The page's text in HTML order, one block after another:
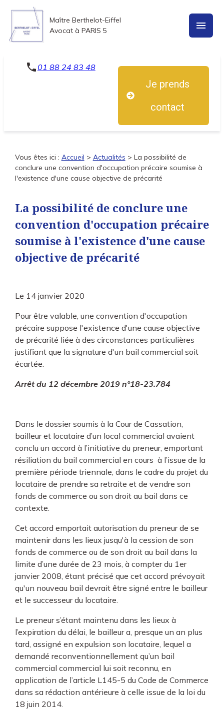
Maître Berthelot-Eiffel
Avocat à PARIS 5
menu
phone 01 88 24 83 48
Je prends
contact
Vous êtes ici : Accueil > Actualités > La possibilité de
conclure une convention d'occupation précaire soumise à
l'existence d'une cause objective de précarité
La possibilité de conclure une
convention d'occupation précaire
soumise à l'existence d'une cause
objective de précarité
Le 14 janvier 2020
Pour être valable, une convention d'occupation
précaire suppose l'existence d'une cause objective
de précarité liée à des circonstances particulières
justifiant que la signature d'un bail commercial soit
écartée.
Arrêt du 12 décembre 2019 n°18-23.784
Dans le dossier soumis à la Cour de Cassation,
bailleur et locataire d’un local commercial avaient
conclu un accord à l’initiative du preneur, emportant
résiliation du bail commercial en cours à l’issue de la
première période triennale, dans le cadre du projet du
locataire de prendre sa retraite et de vendre son
fonds de commerce ou son droit au bail dans ce
contexte.
Cet accord emportait autorisation du preneur de se
maintenir dans les lieux jusqu'à la cession de son
fonds de commerce ou de son droit au bail dans la
limite d’une durée de 23 mois, à compter du 1er
janvier 2008, étant précisé que cet accord prévoyait
qu'un nouveau bail devrait être signé entre le bailleur
et le successeur du locataire.
Le preneur s’étant maintenu dans les lieux à
l’expiration du délai, le bailleur a, presque un an plus
tard, assigné en expulsion son locataire, lequel a
demandé reconventionnellement qu’un bail
commercial commercial lui soit reconnu, en
application de l’article L145-5 du Code de Commerce
dans sa rédaction antérieure à celle issue de la loi du
18 juin 2014.
Panneau de gestion des cookies